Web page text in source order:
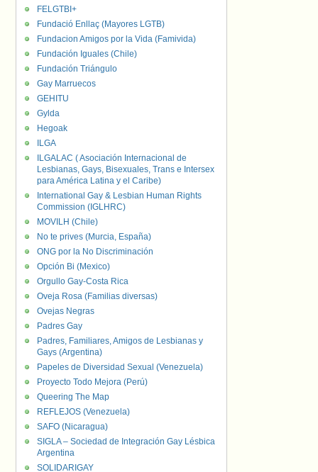
FELGTBI+
Fundació Enllaç (Mayores LGTB)
Fundacion Amigos por la Vida (Famivida)
Fundación Iguales (Chile)
Fundación Triángulo
Gay Marruecos
GEHITU
Gylda
Hegoak
ILGA
ILGALAC ( Asociación Internacional de
Lesbianas, Gays, Bisexuales, Trans e Intersex
para América Latina y el Caribe)
International Gay & Lesbian Human Rights
Commission (IGLHRC)
MOVILH (Chile)
No te prives (Murcia, España)
ONG por la No Discriminación
Opción Bi (Mexico)
Orgullo Gay-Costa Rica
Oveja Rosa (Familias diversas)
Ovejas Negras
Padres Gay
Padres, Familiares, Amigos de Lesbianas y
Gays (Argentina)
Papeles de Diversidad Sexual (Venezuela)
Proyecto Todo Mejora (Perú)
Queering The Map
REFLEJOS (Venezuela)
SAFO (Nicaragua)
SIGLA – Sociedad de Integración Gay Lésbica
Argentina
SOLIDARIGAY